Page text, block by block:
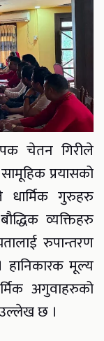
चेतन गिरीले
प्रयासको
गुरुहरु
व्यक्तिहरु
रुपान्तरण
मूल्य
अगुवाहरुको
उल्लेख छ ।